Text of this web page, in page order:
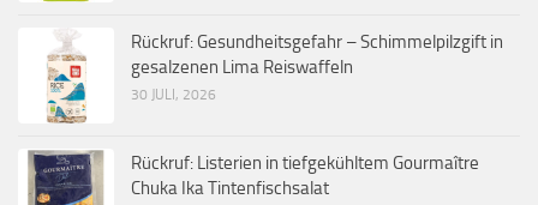
Rückruf: Gesundheitsgefahr – Schimmelpilzgift in
gesalzenen Lima Reiswaffeln
30 JULI, 2026
Rückruf: Listerien in tiefgekühltem Gourmaître
Chuka Ika Tintenfischsalat